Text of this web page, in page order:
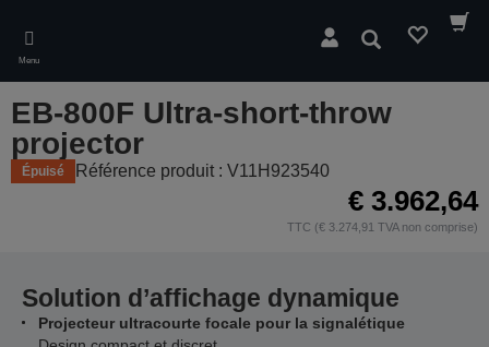
main
content
Menu
Rechercher
EB-800F Ultra-short-throw
projector
Épuisé Référence produit : V11H923540
€ 3.962,64
TTC (€ 3.274,91 TVA non comprise)
Solution d’affichage dynamique
Projecteur ultracourte focale pour la signalétique